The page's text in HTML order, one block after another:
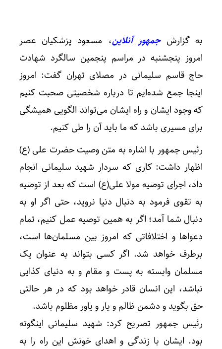
به گزارشجمهور آنلاین، مسعود پزشکیان عصر
امروز پنجشنبه در مراسم پنجمین سالگرد شهادت
حاج قاسم سلیمانی در مصلای تهران گفت: امروز
اینجا جمع شده‌ایم تا درباره شخصیتی صحبت کنیم
که وجود ایشان و راه ایشان می‌تواند الگویی همیشگی
برای مسیری باشد که ما باید آن را طی کنیم.
رئیس جمهور با اشاره به متن وصیت حضرت علی (ع)
اظهار داشت: کاری که سردار شهید سلیمانی انجام
داد، اجرای توصیه مولا علی(ع) است که بعد از توصیه
به تقوی فرمود به دنبال دنیا نروید، حتی اگر او به
دنبال شما آمد؛ اگر به همین توصیه عمل کنیم، تمام
دعواها و اختلافاتی که امروز بین مسلمان‌ها است،
برطرف خواهد شد. اگر کسی بتواند به عنوان یک
مسلمان وابسته به پست و مقام و به دنیای کذایی
نباشد، این انسان قادر خواهد بود که در هر حالتی
حق بگوید و دشمن ظالم و یار و یاور مظلوم باشد.
رئیس جمهور تصریح کرد: شهید سلیمانی اینگونه
بود. ایشان با زندگی و اهدای خونش این راه را به